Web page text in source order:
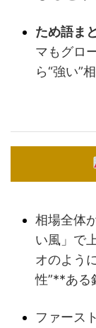
ため語ま
マもグロ
ら“強い”
相場全体
い風」で
オのよう
性”**ある
ファース